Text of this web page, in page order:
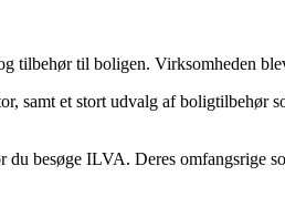
tilbehør til boligen. Virksomheden
samt et stort udvalg af boligtilbehør
besøge ILVA. Deres omfangsrige